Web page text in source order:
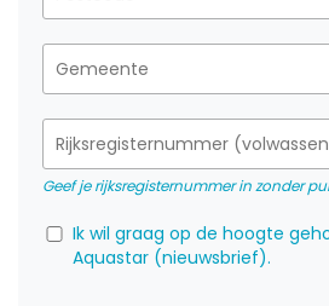
Geef je rijksregisternummer in zonder
Ik wil graag op de hoogte
Aquastar (nieuwsbrief).